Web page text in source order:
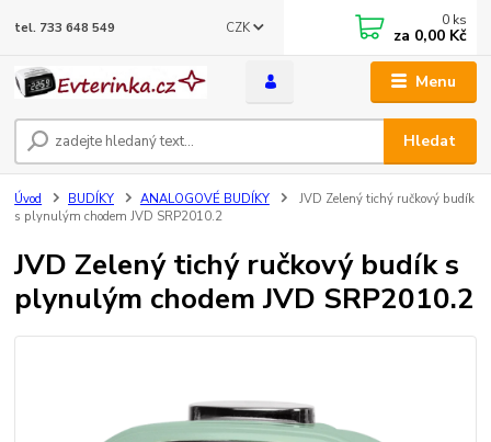
Menu
CZK
Hledat
tel. 733 648 549 0 ks
za 0,00 Kč
Úvod BUDÍKY ANALOGOVÉ BUDÍKY
JVD Zelený tichý ručkový budík
s plynulým chodem JVD SRP2010.2
JVD Zelený tichý ručkový budík s
plynulým chodem JVD SRP2010.2